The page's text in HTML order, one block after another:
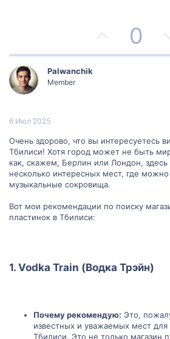
о
и
в
н
ы
о
о
0
Palwanchik
Member
6 Июл 2025
Очень здорово, что вы интересуетесь
Тбилиси! Хотя город может не быть
как, скажем, Берлин или Лондон,
несколько интересных мест, где
музыкальные сокровища.
Вот мои рекомендации по поиску
пластинок в Тбилиси:
1. Vodka Train (Водка Трэйн)
Почему рекомендую: Это,
известных и уважаемых мест
Тбилиси. Это не только магазин